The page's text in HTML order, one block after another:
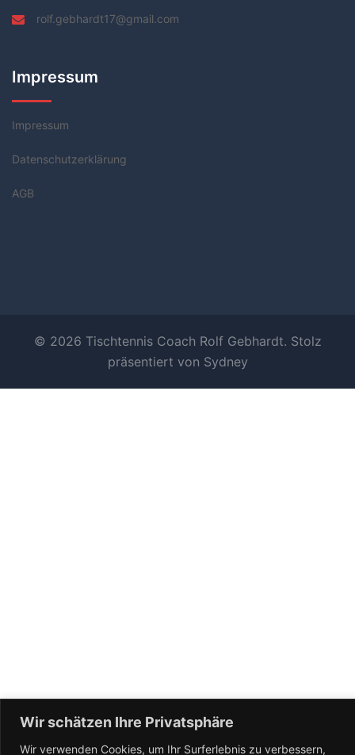
Wir schätzen Ihre Privatsphäre
Wir verwenden Cookies, um Ihr Surferlebnis zu verbessern,
rolf.gebhardt17@gmail.com
Impressum
Impressum
Datenschutzerklärung
AGB
© 2026 Tischtennis Coach Rolf Gebhardt. Stolz
präsentiert von Sydney